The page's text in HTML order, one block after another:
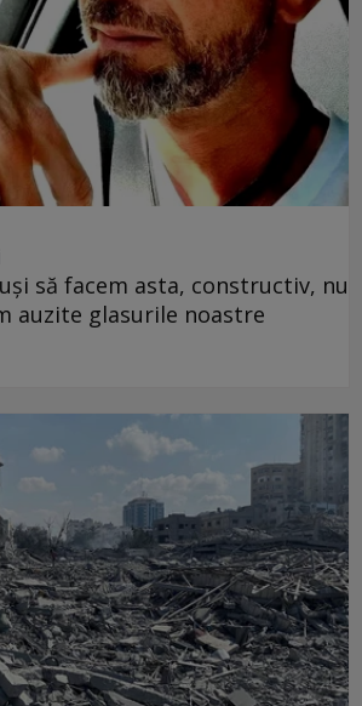
să facem asta, constructiv, nu
auzite glasurile noastre